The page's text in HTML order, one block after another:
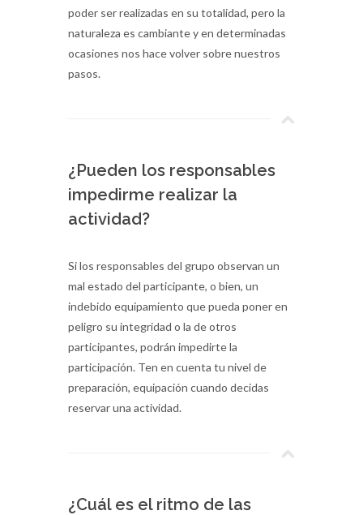
poder ser realizadas en su totalidad, pero la
naturaleza es cambiante y en determinadas
ocasiones nos hace volver sobre nuestros
pasos.
¿Pueden los responsables
impedirme realizar la
actividad?
Si los responsables del grupo observan un
mal estado del participante, o bien, un
indebido equipamiento que pueda poner en
peligro su integridad o la de otros
participantes, podrán impedirte la
participación. Ten en cuenta tu nivel de
preparación, equipación cuando decidas
reservar una actividad.
¿Cuál es el ritmo de las